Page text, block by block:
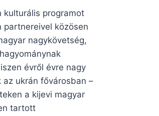
kulturális programot
partnereivel közösen
nagykövetség,
évről évre nagy
az ukrán fővárosban –
a kijevi magyar
tartott